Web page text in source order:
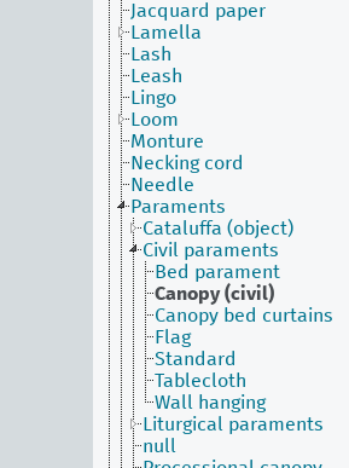
Jacquard paper
Lamella
Lash
Leash
Lingo
Loom
Monture
Necking cord
Needle
Paraments
Cataluffa (object)
Civil paraments
Bed parament
Canopy (civil)
Canopy bed curtains
Flag
Standard
Tablecloth
Wall hanging
Liturgical paraments
null